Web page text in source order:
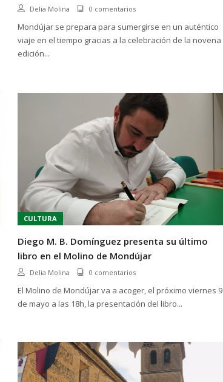
Delia Molina 0 comentarios
Mondújar se prepara para sumergirse en un auténtico
viaje en el tiempo gracias a la celebración de la novena
edición...
CULTURA
Diego M. B. Domínguez presenta su último
libro en el Molino de Mondújar
Delia Molina 0 comentarios
El Molino de Mondújar va a acoger, el próximo viernes 9
de mayo a las 18h, la presentación del libro...